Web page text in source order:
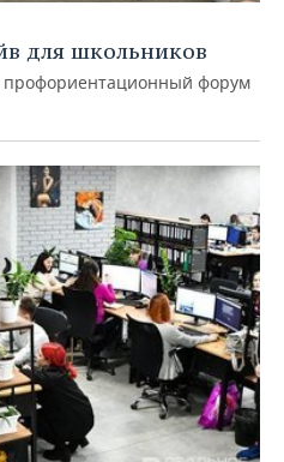
для школьников
профориентационный форум